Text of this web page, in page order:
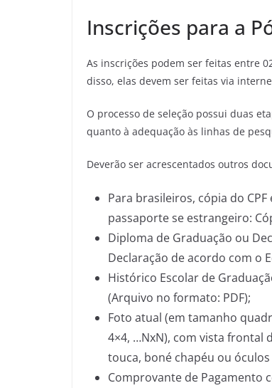
Inscrições para a
As inscrições podem ser feitas entre
disso, elas devem ser feitas via
O processo de seleção possui duas
quanto à adequação às linhas de
Deverão ser acrescentados outros
Para brasileiros, cópia do
passaporte se estrangeiro:
Diploma de Graduação ou
Declaração de acordo com o
Histórico Escolar de
(Arquivo no formato: PDF);
Foto atual (em tamanho
4×4, …NxN), com vista frontal
touca, boné chapéu ou
Comprovante de Pagamento